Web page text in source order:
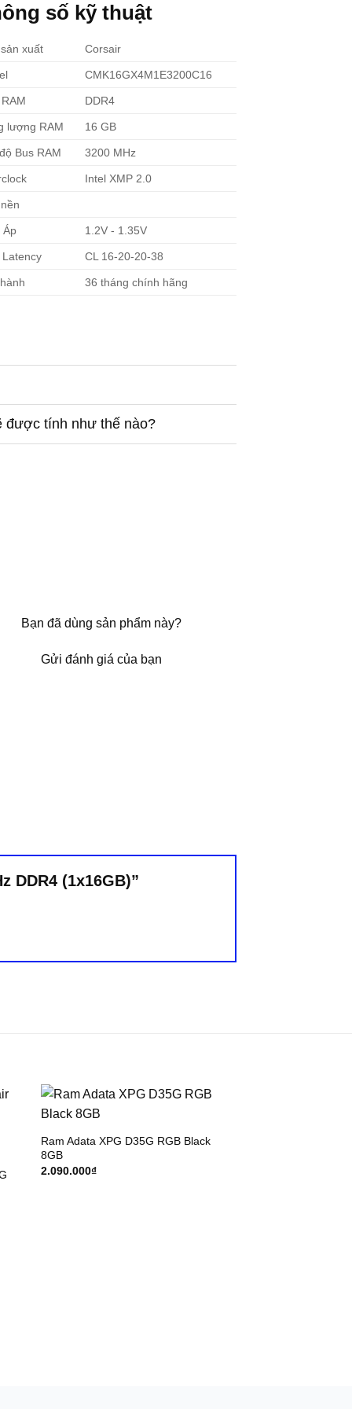
số kỹ thuật
xuất Corsair
CMK16GX4M1E3200C16
DDR4
lượng RAM 16 GB
Bus RAM 3200 MHz
Intel XMP 2.0
Áp 1.2V - 1.35V
Latency CL 16-20-20-38
36 tháng chính hãng
được tính như thế nào?
Bạn đã dùng sản phẩm này?
Gửi đánh giá của bạn
DDR4 (1x16GB)”
Ram Adata XPG D35G RGB Black
8GB
2.090.000₫